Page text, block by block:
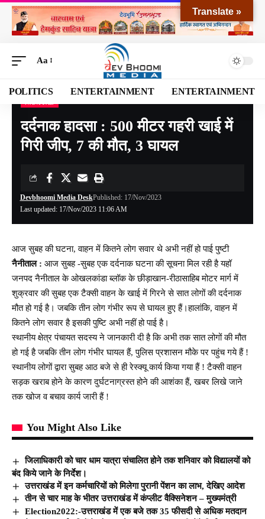
Aa
POLITICS ENTERTAINMENT ENTERTAINMENT
Devbhoomi Media>Blog> NATIONAL >UTTARAKHAND>NANITAL>
दर्दनाक हादसा : 500 मीटर गहरी खाई में
गिरी जीप, 7 की मौत, 3 घायल
Last updated: 17/Nov/2023 11:06 AM
Devbhoomi Media DeskPublished: 17/Nov/2023
आज सुबह की घटना, वाहन में कितने लोग सवार थे अभी नहीं हो पाई पुष्टी
नैनीताल : आज सुबह -सुबह एक दर्दनाक घटना की सूचना मिल रही है यहॉ
जनपद नैनीताल के ओखलकांडा ब्लॉक के छीड़ाखान-रीठासाहिब मोटर मार्ग में
शुक्रवार की सुबह एक टैक्सी वाहन के खाई में गिरने से सात लोगों की दर्दनाक
मौत हो गई है। जबकि तीन लोग गंभीर रूप से घायल हुए हैं।हालांकि, वाहन में
कितने लोग सवार है इसकी पुष्टि अभी नहीं हो पाई है।
स्थानीय क्षेत्र पंचायत सदस्य ने जानकारी दी है कि अभी तक सात लोगों की मौत
हो गई है जबकि तीन लोग गंभीर घायल हैं, पुलिस प्रशासन मौके पर पहुंच गये हैं !
स्थानीय लोगों द्वारा सुबह आठ बजे से ही रेस्क्यू कार्य किया गया हैं ! टैक्सी वाहन
सड़क खराब होने के कारण दुर्घटनाग्रस्त होने की आशंका हैं, खबर लिखे जाने
तक खोज व बचाव कार्य जारी हैं !
You Might Also Like
जिलाधिकारी को चार धाम यात्रा संचालित होने तक शनिवार को विद्यालयों को
बंद किये जाने के निर्देश।
उत्तराखंड में इन कर्मचारियों को मिलेगा पुरानी पेंशन का लाभ, देखिए आदेश
तीन से चार माह के भीतर उत्तराखंड में कंप्लीट वैक्सिनेशन – मुख्यमंत्री
Election2022:-उत्तराखंड में एक बजे तक 35 फीसदी से अधिक मतदान
Translate »